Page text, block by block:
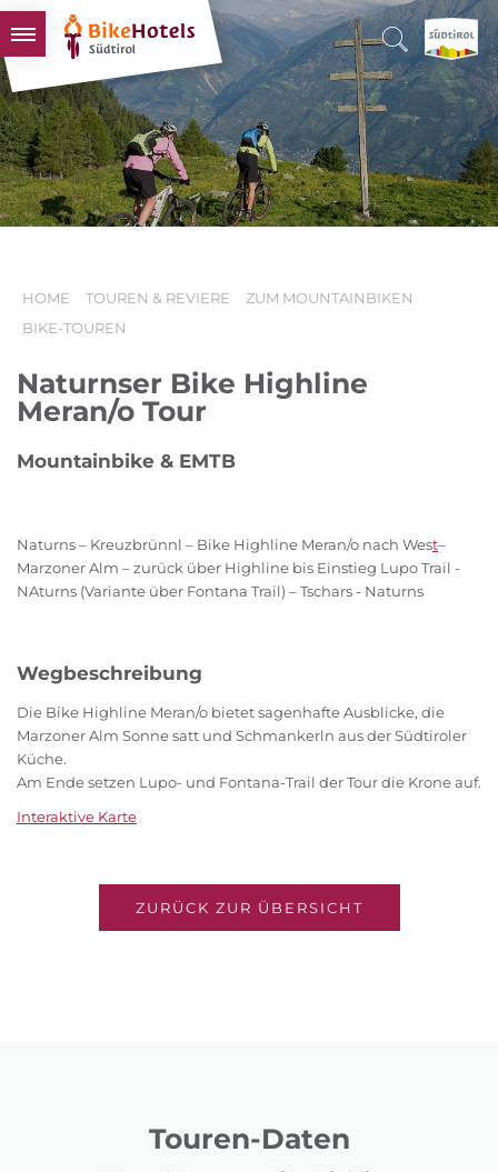
BIKEHOTELS
HOTELS & PAKETE
TOUREN & REVIERE
SÜDTIROL & WIR
HOME TOUREN & REVIERE
ZUM MOUNTAINBIKEN
BIKE-TOUREN
Naturnser Bike Highline
Meran/o Tour
Mountainbike & EMTB
Naturns – Kreuzbrünnl – Bike Highline Meran/o nach West–
Marzoner Alm – zurück über Highline bis Einstieg Lupo Trail -
NAturns (Variante über Fontana Trail) – Tschars - Naturns
Wegbeschreibung
Die Bike Highline Meran/o bietet sagenhafte Ausblicke, die
Marzoner Alm Sonne satt und Schmankerln aus der Südtiroler
Küche.
Am Ende setzen Lupo- und Fontana-Trail der Tour die Krone auf.
Interaktive Karte
ZURÜCK ZUR ÜBERSICHT
Touren-Daten